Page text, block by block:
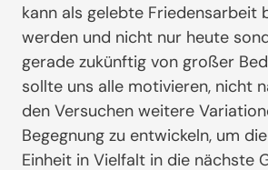
kann als gelebte Friedensarbeit
werden und nicht nur heute
gerade zukünftig von großer
sollte uns alle motivieren, nicht
den Versuchen weitere
Begegnung zu entwickeln, um
Einheit in Vielfalt in die nächste